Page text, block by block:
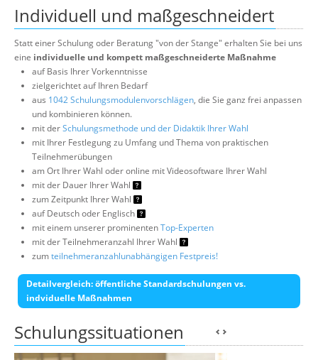
Individuell und maßgeschneidert
Statt einer Schulung oder Beratung "von der Stange" erhalten Sie bei uns
eine individuelle und kompett maßgeschneiderte Maßnahme
auf Basis Ihrer Vorkenntnisse
zielgerichtet auf Ihren Bedarf
aus 1042 Schulungsmodulenvorschlägen, die Sie ganz frei anpassen
und kombinieren können.
mit derSchulungsmethode und der Didaktik Ihrer Wahl
mit Ihrer Festlegung zu Umfang und Thema von praktischen
Teilnehmerübungen
am Ort Ihrer Wahl oder online mit Videosoftware Ihrer Wahl
mit der Dauer Ihrer Wahl
zum Zeitpunkt Ihrer Wahl
auf Deutsch oder Englisch
mit einem unserer prominentenTop-Experten
mit der Teilnehmeranzahl Ihrer Wahl
zumteilnehmeranzahlunabhängigen Festpreis!
Detailvergleich: öffentliche Standardschulungen vs.
indviduelle Maßnahmen
Schulungssituationen